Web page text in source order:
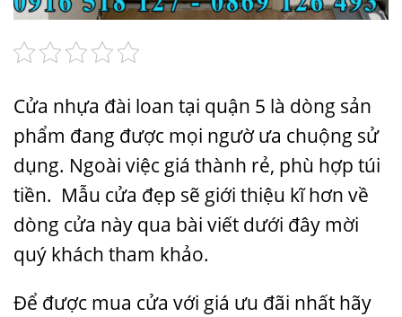
Cửa nhựa đài loan tại quận 5 là dòng sản
phẩm đang được mọi ngườ ưa chuộng sử
dụng. Ngoài việc giá thành rẻ, phù hợp túi
tiền. Mẫu cửa đẹp sẽ giới thiệu kĩ hơn về
dòng cửa này qua bài viết dưới đây mời
quý khách tham khảo.
Để được mua cửa với giá ưu đãi nhất hãy